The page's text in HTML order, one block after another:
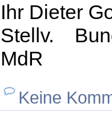
Ihr Dieter
Stellv.
MdR
Keine